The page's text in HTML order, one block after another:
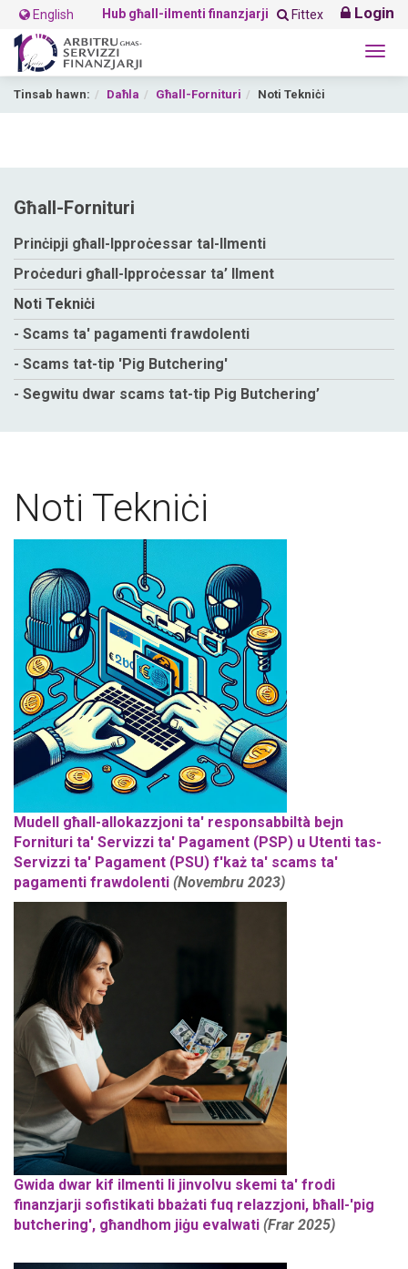
English Hub għall-ilmenti finanzjarji Fittex Login
Tinsab hawn: Daħla Għall-Fornituri Noti Tekniċi
Għall-Fornituri
Prinċipji għall-Ipproċessar tal-Ilmenti
Proċeduri għall-Ipproċessar ta’ Ilment
Noti Tekniċi
- Scams ta' pagamenti frawdolenti
- Scams tat-tip 'Pig Butchering'
- Segwitu dwar scams tat-tip Pig Butchering’
Noti Tekniċi
Scams 4.jpg
Mudell għall-allokazzjoni ta' responsabbiltà bejn
Fornituri ta' Servizzi ta' Pagament (PSP) u Utenti tas-
Servizzi ta' Pagament (PSU) f'każ ta' scams ta'
pagamenti frawdolenti (Novembru 2023)
pig butchering.jpg
Gwida dwar kif ilmenti li jinvolvu skemi ta' frodi
finanzjarji sofistikati bbażati fuq relazzjoni, bħall-'pig
butchering', għandhom jiġu evalwati (Frar 2025)